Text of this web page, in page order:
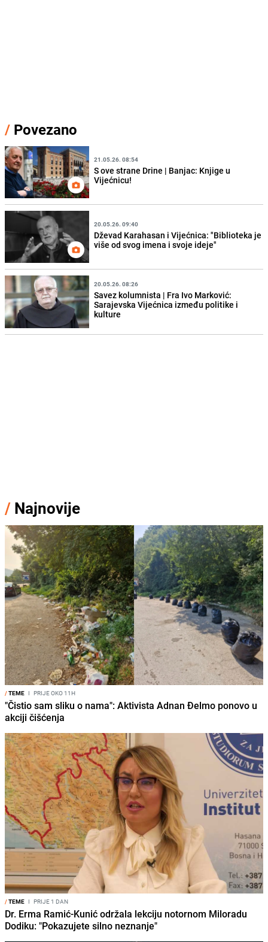
/ Povezano
21.05.26. 08:54
S ove strane Drine | Banjac: Knjige u
Vijećnicu!
20.05.26. 09:40
Dževad Karahasan i Vijećnica: "Biblioteka je
više od svog imena i svoje ideje"
20.05.26. 08:26
Savez kolumnista | Fra Ivo Marković:
Sarajevska Vijećnica između politike i
kulture
/ Najnovije
/TEME I PRIJE OKO 11H
"Čistio sam sliku o nama": Aktivista Adnan Đelmo ponovo u
akciji čišćenja
/TEME I PRIJE 1 DAN
Dr. Erma Ramić-Kunić održala lekciju notornom Miloradu
Dodiku: "Pokazujete silno neznanje"